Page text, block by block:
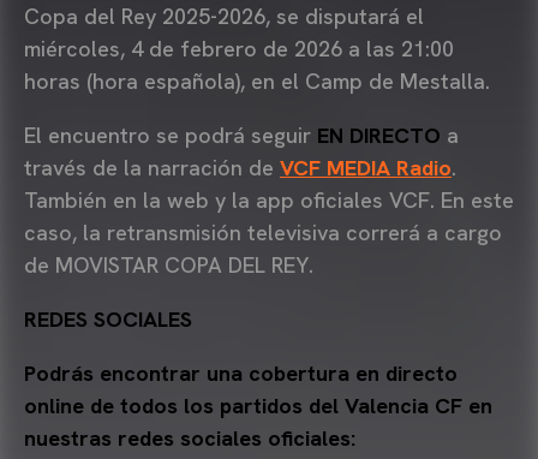
Copa del Rey 2025-2026, se disputará el
miércoles, 4 de febrero de 2026 a las 21:00
horas (hora española), en el Camp de Mestalla.
El encuentro se podrá seguir EN DIRECTO a
través de la narración de VCF MEDIA Radio.
También en la web y la app oficiales VCF. En este
caso, la retransmisión televisiva correrá a cargo
de MOVISTAR COPA DEL REY.
REDES SOCIALES
Podrás encontrar una cobertura en directo
online de todos los partidos del Valencia CF en
nuestras redes sociales oficiales: